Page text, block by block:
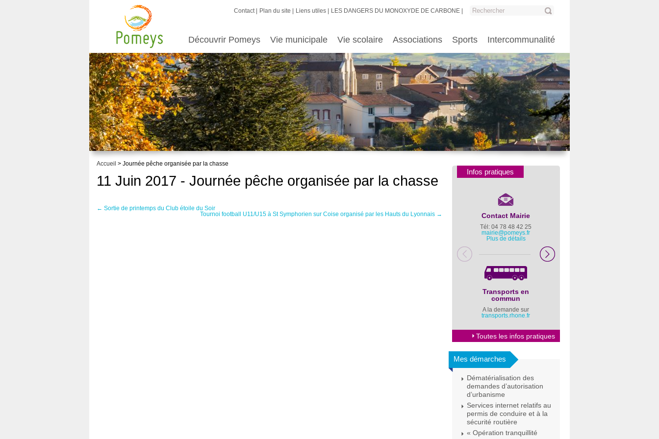
Contact Plan du site Liens utiles LES DANGERS DU MONOXYDE DE CARBONE
Découvrir Pomeys Vie municipale Vie scolaire Associations Sports Intercommunalité
Accueil > Journée pêche organisée par la chasse
11 Juin 2017 - Journée pêche organisée par la chasse
← Sortie de printemps du Club étoile du Soir
Tournoi football U11/U15 à St Symphorien sur Coise organisé par les Hauts du Lyonnais →
Infos pratiques
Contact Mairie
Tél: 04 78 48 42 25
mairie@pomeys.fr
Plus de détails
Transports en
commun
A la demande sur
transports.rhone.fr
Toutes les infos pratiques
Mes démarches
Dématérialisation des
demandes d’autorisation
d’urbanisme
Services internet relatifs au
permis de conduire et à la
sécurité routière
« Opération tranquillité